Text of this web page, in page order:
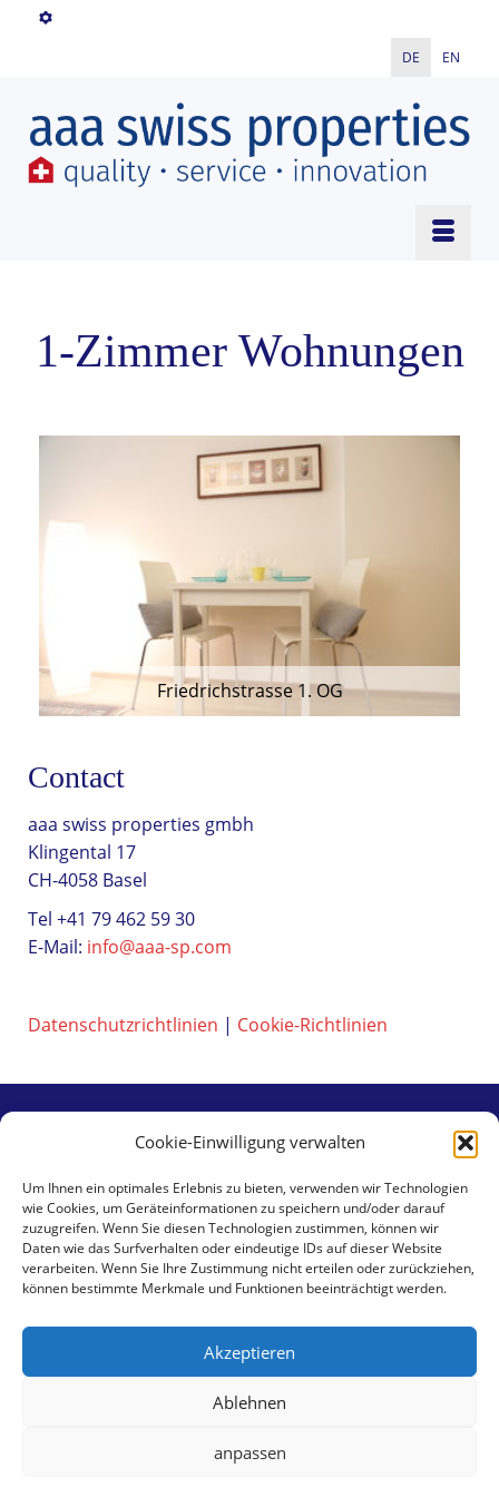
Cookie-Einwilligung verwalten
Um Ihnen ein optimales Erlebnis zu bieten, verwenden wir Technologien
wie Cookies, um Geräteinformationen zu speichern und/oder darauf
zuzugreifen. Wenn Sie diesen Technologien zustimmen, können wir
Daten wie das Surfverhalten oder eindeutige IDs auf dieser Website
verarbeiten. Wenn Sie Ihre Zustimmung nicht erteilen oder zurückziehen,
können bestimmte Merkmale und Funktionen beeinträchtigt werden.
Akzeptieren
Ablehnen
anpassen
DE EN
1-Zimmer Wohnungen
Friedrichstrasse 1. OG
Contact
aaa swiss properties gmbh
Klingental 17
CH-4058 Basel
Tel +41 79 462 59 30
E-Mail: info@aaa-sp.com
Datenschutzrichtlinien | Cookie-Richtlinien
aaa swiss properties gmbh
Klingental 17
CH-4058 Basel